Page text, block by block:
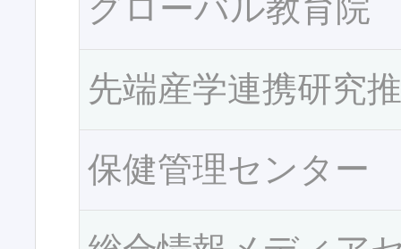
グローバル教育院
先端産学連携研究
保健管理センター